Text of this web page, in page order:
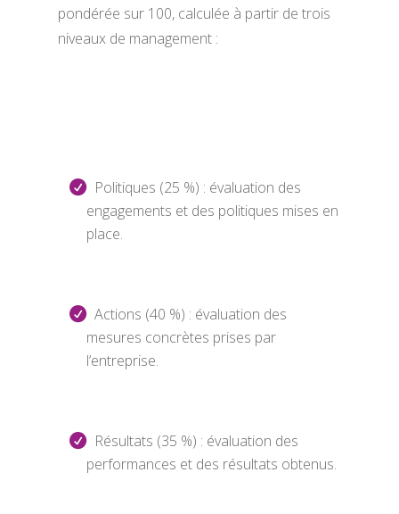
pondérée sur 100, calculée à partir de trois
niveaux de management :
Politiques (25 %) : évaluation des
engagements et des politiques mises en
place.
Actions (40 %) : évaluation des
mesures concrètes prises par
l’entreprise.
Résultats (35 %) : évaluation des
performances et des résultats obtenus.